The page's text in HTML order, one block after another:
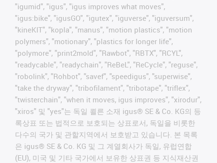
"igumid", "igus", "igus improves what moves",
"igus:bike", "igusGO", "igutex", "iguverse", "iguversum",
"kineKIT", "kopla", "manus", "motion plastics", "motion
polymers", "motionary", "plastics for longer life",
"polymore", "print2mold", "Rawbot", "RBTX", "RCYL",
"readycable", "readychain", "ReBeL", "ReCycle", "reguse",
"robolink", "Rohbot", "savef", "speedigus", "superwise",
"take the dryway", "tribofilament", "tribotape", "triflex",
"twisterchain", "when it moves, igus improves", "xirodur",
"xiros" 및 "yes"는 독일 쾰른 소재 igus® SE & Co. KG의 등
록상표 또는 법적으로 보호되는 상표로서, 독일을 비롯한
다수의 국가 및 관할지역에서 보호받고 있습니다. 본 목록
은 igus® SE & Co. KG 및 그 계열회사가 독일, 유럽연합
(EU), 미국 및 기타 국가에서 보유한 상표권 등 지식재산권